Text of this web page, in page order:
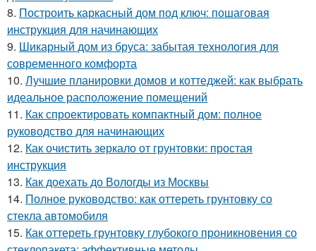
8. Построить каркасный дом под ключ: пошаговая
инструкция для начинающих
9. Шикарный дом из бруса: забытая технология для
современного комфорта
10. Лучшие планировки домов и коттеджей: как выбрать
идеальное расположение помещений
11. Как спроектировать компактный дом: полное
руководство для начинающих
12. Как очистить зеркало от грунтовки: простая
инструкция
13. Как доехать до Вологды из Москвы
14. Полное руководство: как оттереть грунтовку со
стекла автомобиля
15. Как оттереть грунтовку глубокого проникновения со